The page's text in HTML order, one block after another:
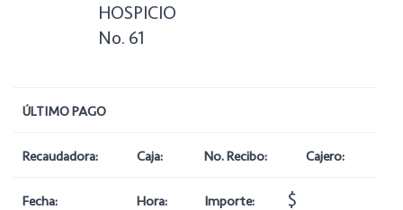
HOSPICIO
No. 61
ÚLTIMO PAGO
Recaudadora: Caja: No. Recibo: Cajero:
Fecha: Hora: Importe: $